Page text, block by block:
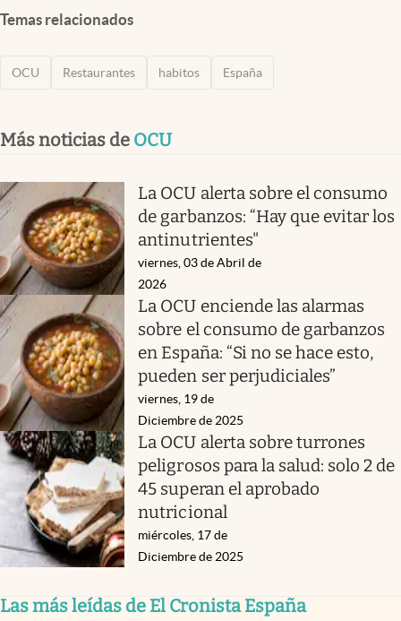
Temas relacionados
OCU Restaurantes habitos España
Más noticias de OCU
La OCU alerta sobre el consumo
de garbanzos: “Hay que evitar los
antinutrientes"
viernes, 03 de Abril de
2026
La OCU enciende las alarmas
sobre el consumo de garbanzos
en España: “Si no se hace esto,
pueden ser perjudiciales”
viernes, 19 de
Diciembre de 2025
La OCU alerta sobre turrones
peligrosos para la salud: solo 2 de
45 superan el aprobado
nutricional
miércoles, 17 de
Diciembre de 2025
Las más leídas de El Cronista España